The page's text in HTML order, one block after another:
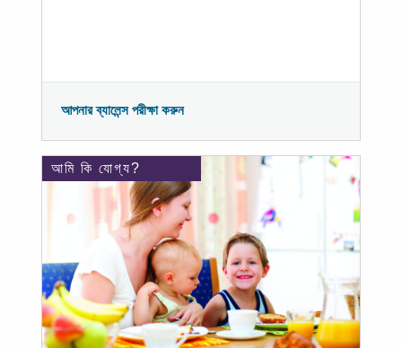
আপনার ব্যালেন্স পরীক্ষা করুন
আমি কি যোগ্য?